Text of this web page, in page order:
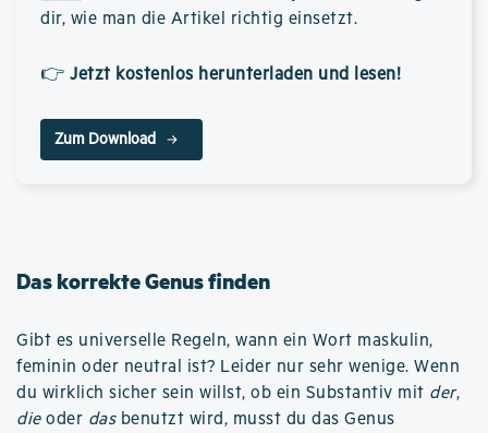
dir, wie man die Artikel richtig einsetzt.
👉 Jetzt kostenlos herunterladen und lesen!
Zum Download
Das korrekte Genus finden
Gibt es universelle Regeln, wann ein Wort maskulin,
feminin oder neutral ist? Leider nur sehr wenige. Wenn
du wirklich sicher sein willst, ob ein Substantiv mit der,
dieoder dasbenutzt wird, musst du das Genus